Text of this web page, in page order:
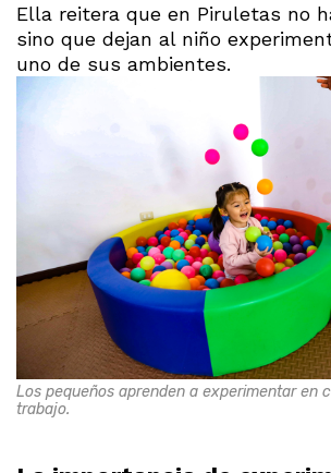
Ella reitera que en Piruletas no
sino que dejan al niño
uno de sus ambientes.
Los pequeños aprenden a experimentar en
trabajo.